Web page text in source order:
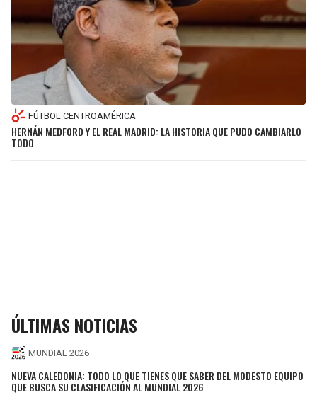
FÚTBOL CENTROAMÉRICA
HERNÁN MEDFORD Y EL REAL MADRID: LA HISTORIA QUE PUDO CAMBIARLO
TODO
ÚLTIMAS NOTICIAS
MUNDIAL 2026
NUEVA CALEDONIA: TODO LO QUE TIENES QUE SABER DEL MODESTO EQUIPO
QUE BUSCA SU CLASIFICACIÓN AL MUNDIAL 2026